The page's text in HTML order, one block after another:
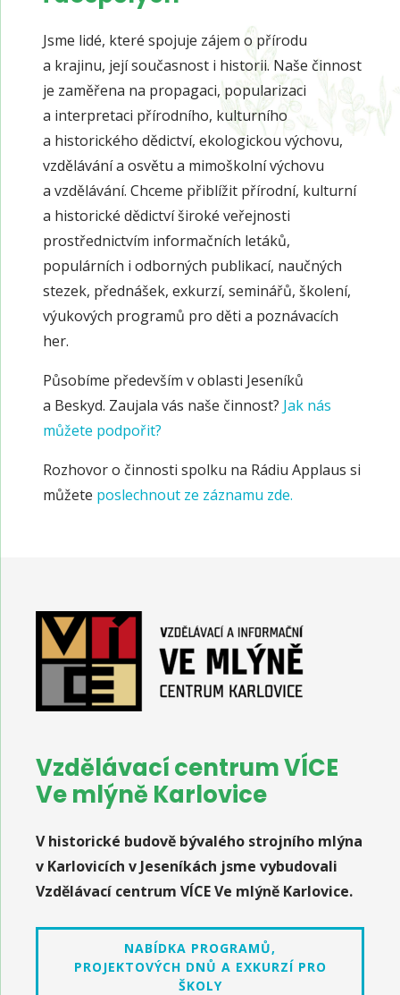
Jsme lidé, které spojuje zájem o přírodu
a krajinu, její současnost i historii. Naše činnost
je zaměřena na propagaci, popularizaci
a interpretaci přírodního, kulturního
a historického dědictví, ekologickou výchovu,
vzdělávání a osvětu a mimoškolní výchovu
a vzdělávání. Chceme přiblížit přírodní, kulturní
a historické dědictví široké veřejnosti
prostřednictvím informačních letáků,
populárních i odborných publikací, naučných
stezek, přednášek, exkurzí, seminářů, školení,
výukových programů pro děti a poznávacích
her.
Působíme především v oblasti Jeseníků
a Beskyd. Zaujala vás naše činnost? Jak nás
můžete podpořit?
Rozhovor o činnosti spolku na Rádiu Applaus si
můžete poslechnout ze záznamu zde.
Vzdělávací centrum VÍCE
Ve mlýně Karlovice
V historické budově bývalého strojního mlýna
v Karlovicích v Jeseníkách jsme vybudovali
Vzdělávací centrum VÍCE Ve mlýně Karlovice.
NABÍDKA PROGRAMŮ,
PROJEKTOVÝCH DNŮ A EXKURZÍ PRO
ŠKOLY